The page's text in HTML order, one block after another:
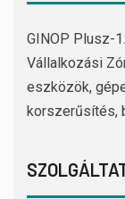
GINOP Plusz-
Vállalkozási
eszközök,
korszerűsítés,